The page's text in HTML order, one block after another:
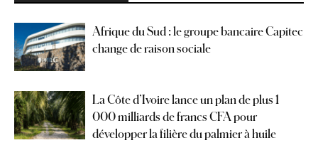
Afrique du Sud : le groupe bancaire Capitec
change de raison sociale
La Côte d’Ivoire lance un plan de plus 1
000 milliards de francs CFA pour
développer la filière du palmier à huile